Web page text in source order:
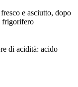
e asciutto, dopo
frigorifero
di acidità: acido